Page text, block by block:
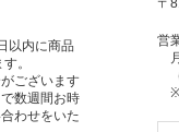
以内に商品
。
ございます
数週間お時
わせをいた
〒
営
※